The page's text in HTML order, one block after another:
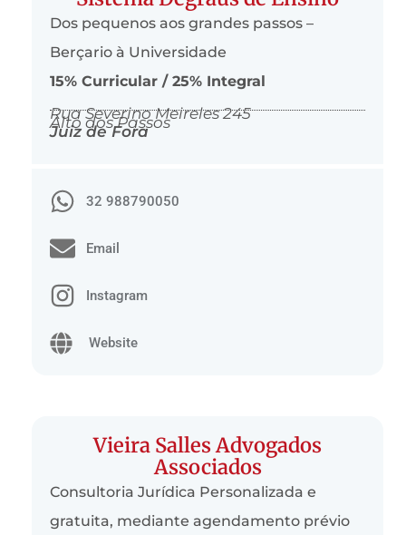
Dos pequenos aos grandes passos –
Berçario à Universidade
15% Curricular / 25% Integral
Rua Severino Meireles 245
Alto dos Passos
Juiz de Fora
32 988790050
Email
Instagram
Website
Vieira Salles Advogados
Associados
Consultoria Jurídica Personalizada e
gratuita, mediante agendamento prévio